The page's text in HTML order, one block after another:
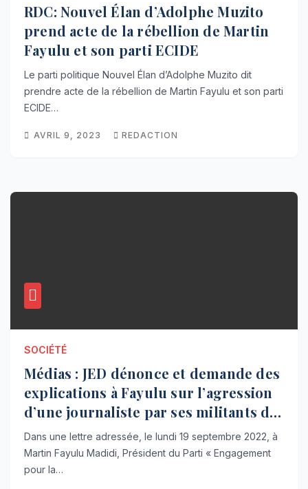
RDC: Nouvel Élan d’Adolphe Muzito
prend acte de la rébellion de Martin
Fayulu et son parti ECIDE
Le parti politique Nouvel Élan d’Adolphe Muzito dit
prendre acte de la rébellion de Martin Fayulu et son parti
ECIDE…
AVRIL 9, 2023 REDACTION
SOCIÉTÉ
Médias : JED dénonce et demande des
explications à Fayulu sur l’agression
d’une journaliste par ses militants de
l’Ecidé
Dans une lettre adressée, le lundi 19 septembre 2022, à
Martin Fayulu Madidi, Président du Parti « Engagement
pour la…